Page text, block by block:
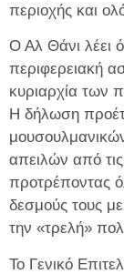
περιοχής και
Ο Αλ Θάνι λέει
περιφερειακή
κυριαρχία των
Η δήλωση
απειλών από
προτρέποντας
δεσμούς τους
την «τρελή»
Το Γενικό